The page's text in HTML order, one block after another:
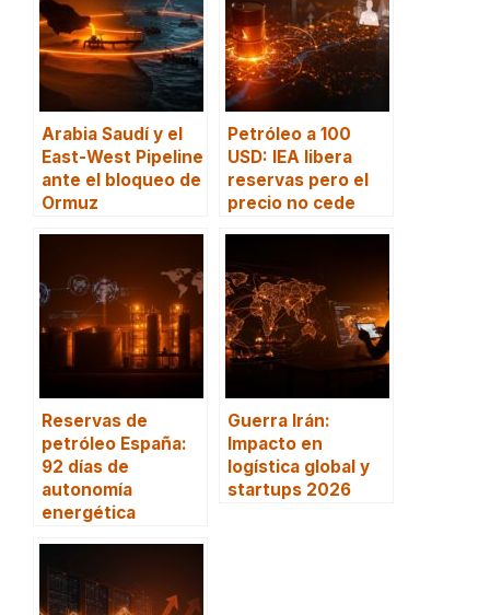
Arabia Saudí y el
East-West Pipeline
ante el bloqueo de
Ormuz
Petróleo a 100
USD: IEA libera
reservas pero el
precio no cede
Reservas de
petróleo España:
92 días de
autonomía
energética
Guerra Irán:
Impacto en
logística global y
startups 2026